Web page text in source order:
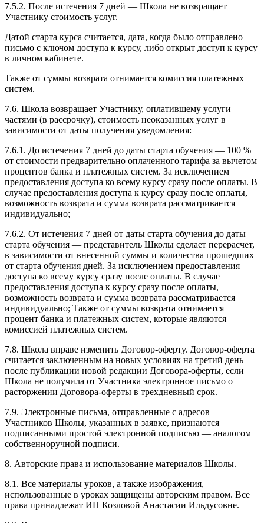
7.5.2. После истечения 7 дней — Школа не возвращает
Участнику стоимость услуг.
Датой старта курса считается, дата, когда было отправлено
письмо с ключом доступа к курсу, либо открыт доступ к курсу
в личном кабинете.
Также от суммы возврата отнимается комиссия платежных
систем.
7.6. Школа возвращает Участнику, оплатившему услуги
частями (в рассрочку), стоимость неоказанных услуг в
зависимости от даты получения уведомления:
7.6.1. До истечения 7 дней до даты старта обучения — 100 %
от стоимости предварительно оплаченного тарифа за вычетом
процентов банка и платежных систем. За исключением
предоставления доступа ко всему курсу сразу после оплаты. В
случае предоставления доступа к курсу сразу после оплаты,
возможность возврата и сумма возврата рассматривается
индивидуально;
7.6.2. От истечения 7 дней от даты старта обучения до даты
старта обучения — представитель Школы сделает перерасчет,
в зависимости от внесенной суммы и количества прошедших
от старта обучения дней. За исключением предоставления
доступа ко всему курсу сразу после оплаты. В случае
предоставления доступа к курсу сразу после оплаты,
возможность возврата и сумма возврата рассматривается
индивидуально; Также от суммы возврата отнимается
процент банка и платежных систем, которые являются
комиссией платежных систем.
7.8. Школа вправе изменить Договор-оферту. Договор-оферта
считается заключенным на новых условиях на третий день
после публикации новой редакции Договора-оферты, если
Школа не получила от Участника электронное письмо о
расторжении Договора-оферты в трехдневный срок.
7.9. Электронные письма, отправленные с адресов
Участников Школы, указанных в заявке, признаются
подписанными простой электронной подписью — аналогом
собственноручной подписи.
8. Авторские права и использование материалов Школы.
8.1. Все материалы уроков, а также изображения,
использованные в уроках защищены авторским правом. Все
права принадлежат ИП Козловой Анастасии Ильдусовне.